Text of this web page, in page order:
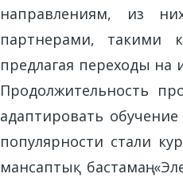
направлениям, из
партнерами, такими
предлагая переходы на
Продолжительность
адаптировать
популярности стали
мансаптық бастамаң: